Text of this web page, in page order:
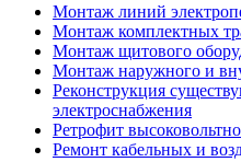
Монтаж линий
Монтаж комплектных
Монтаж щитового
Монтаж наружного и
Реконструкция
электроснабжения
Ретрофит
Ремонт кабельных и